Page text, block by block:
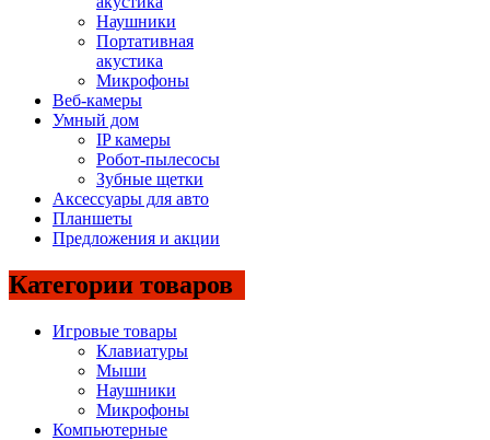
Наушники
Портативная
акустика
Микрофоны
Веб-камеры
Умный дом
IP камеры
Робот-пылесосы
Зубные щетки
Аксессуары для авто
Планшеты
Предложения и акции
Категории товаров
Игровые товары
Клавиатуры
Мыши
Наушники
Микрофоны
Компьютерные